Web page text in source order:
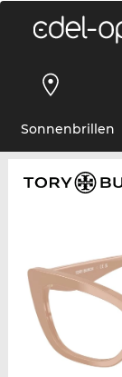
Sonnenbrillen